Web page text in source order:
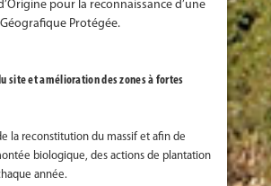
pour la reconnaissance d’une
Protégée.
site et amélioration des zones à fortes
la reconstitution du massif et afin de
biologique, des actions de plantation
année.